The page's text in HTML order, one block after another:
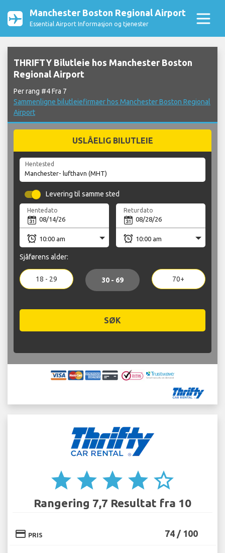
Manchester Boston Regional Airport
Essential Airport Informasjon og tjenester
THRIFTY Bilutleie hos Manchester Boston
Regional Airport
Per rang #4 Fra 7
Sammenligne bilutleiefirmaer hos Manchester Boston Regional
Airport
USLÅELIG BILUTLEIE
Hentested
Levering til samme sted
Hentedato Returdato
Sjåførens alder:
18 - 29 30 - 69 70+
SØK
star star star star star_border
Rangering 7,7 Resultat fra 10
credit_card PRIS 74 / 100